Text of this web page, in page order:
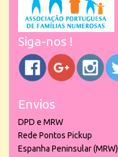
Siga-nos !
Envios
DPD e MRW
Rede Pontos Pickup
Espanha Peninsular (MRW)